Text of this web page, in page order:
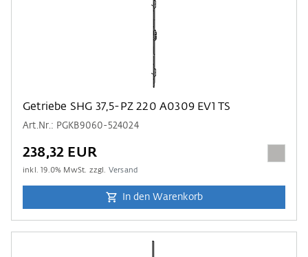
Getriebe SHG 37,5-PZ 220 A0309 EV1 TS
Art.Nr.: PGKB9060-524024
238,32 EUR
inkl.19.0% MwSt. zzgl. Versand
In den Warenkorb